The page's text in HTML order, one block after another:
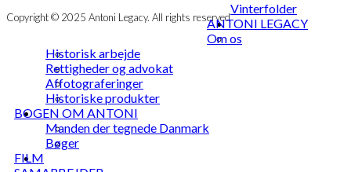
Copyright © 2025 Antoni Legacy. All rights reserved
Vinterfolder
ANTONI LEGACY
Om os
Historisk arbejde
Rettigheder og advokat
Affotograferinger
Historiske produkter
BOGEN OM ANTONI
Manden der tegnede Danmark
Bøger
FILM